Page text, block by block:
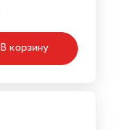
В корзину